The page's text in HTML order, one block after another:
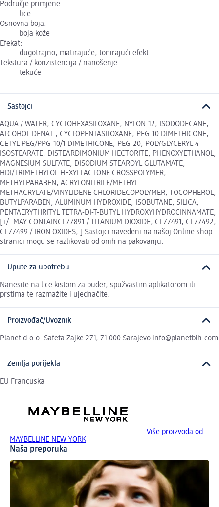
Područje primjene:
lice
Osnovna boja:
boja kože
Efekat:
dugotrajno, matirajuće, tonirajući efekt
Tekstura / konzistencija / nanošenje:
tekuće
Sastojci
AQUA / WATER, CYCLOHEXASILOXANE, NYLON-12, ISODODECANE,
ALCOHOL DENAT., CYCLOPENTASILOXANE, PEG-10 DIMETHICONE,
CETYL PEG/PPG-10/1 DIMETHICONE, PEG-20, POLYGLYCERYL-4
ISOSTEARATE, DISTEARDIMONIUM HECTORITE, PHENOXYETHANOL,
MAGNESIUM SULFATE, DISODIUM STEAROYL GLUTAMATE,
HDI/TRIMETHYLOL HEXYLLACTONE CROSSPOLYMER,
METHYLPARABEN, ACRYLONITRILE/METHYL
METHACRYLATE/VINYLIDENE CHLORIDECOPOLYMER, TOCOPHEROL,
BUTYLPARABEN, ALUMINUM HYDROXIDE, ISOBUTANE, SILICA,
PENTAERYTHRITYL TETRA-DI-T-BUTYL HYDROXYHYDROCINNAMATE,
[+/- MAY CONTAINCI 77891 / TITANIUM DIOXIDE, CI 77491, CI 77492,
CI 77499 / IRON OXIDES, ] Sastojci navedeni na našoj Online shop
stranici mogu se razlikovati od onih na pakovanju.
Upute za upotrebu
Nanesite na lice kistom za puder, spužvastim aplikatorom ili
prstima te razmažite i ujednačite.
Proizvođač/Uvoznik
Planet d.o.o. Safeta Zajke 271, 71 000 Sarajevo info@planetbih.com
Zemlja porijekla
EU Francuska
Više proizvoda od
MAYBELLINE NEW YORK
Naša preporuka